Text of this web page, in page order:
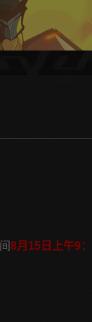
8月15日上午9